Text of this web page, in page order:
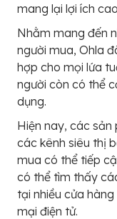
mang lại lợi ích
Nhằm mang đến
người mua, Ohla
hợp cho mọi lứa
người còn có thể
dụng.
Hiện nay, các
các kênh siêu thị
mua có thể tiếp
có thể tìm thấy
tại nhiều cửa
mại điện tử.